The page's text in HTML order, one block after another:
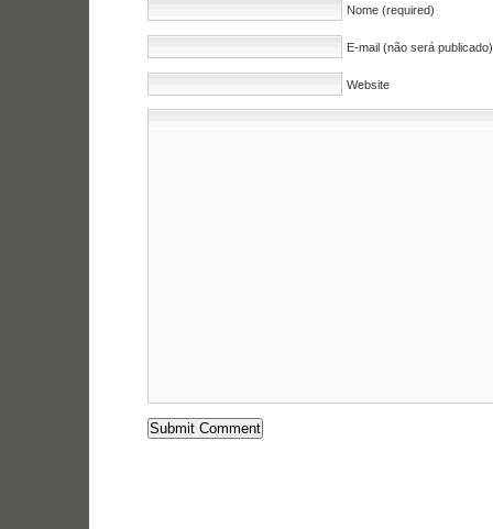
Nome (required)
E-mail (não será
Website